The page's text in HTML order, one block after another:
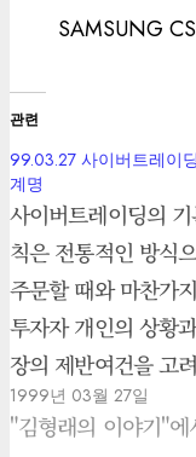
SAMSUNG
관련
99.03.27 사이버트레이
계명
사이버트레이딩의 기
칙은 전통적인 방식
주문할 때와 마찬가
투자자 개인의 상황
장의 제반여건을 고
여 투자하여야한다. 매
하려는 종목에 대하여
1999년 03월 27일
"김형래의 이야기"에